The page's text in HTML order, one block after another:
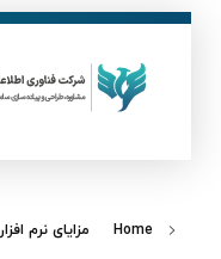
Home مزایای نرم‌ افزار